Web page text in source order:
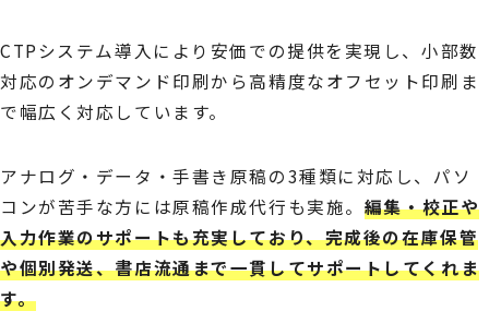
CTPシステム導入により安価での提供を実現し、小部数
対応のオンデマンド印刷から高精度なオフセット印刷ま
で幅広く対応しています。
アナログ・データ・手書き原稿の3種類に対応し、パソ
コンが苦手な方には原稿作成代行も実施。 編集・校正や
入力作業のサポートも充実しており、完成後の在庫保管
や個別発送、書店流通まで一貫してサポートしてくれま
す。